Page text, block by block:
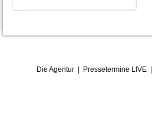
Die Agentur| Pressetermine LIVE|